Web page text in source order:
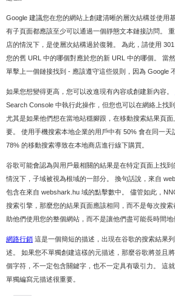
Google 建議您在您的網站上創建清晰的層次結構並使用
有子頁面都應該至少可以通過一個靜態文本鏈接訪問。
店的情況下，是使層次結構過於復雜。 為此，請使用
您的舊 URL 中的哪個對應於您的新 URL 中的哪個。 當
單擊上一個鏈接找到 - 應該遵守這些規則，因為 Google
如果您想變得更高，您可以改進現有內容或創建新內容。
Search Console 中執行此操作，但您也可以在網絡上找
尤其是如果他們想在當地站穩腳跟，在移動搜索結果頁
要。 使用手機搜索本地企業的用戶中有 50% 會在同一天
78% 的移動搜索導致在本地商店進行線下購買。
谷歌可能會認為與用戶最相關的結果是在特定頁面上找
情況下，子域被視為根域的一部分。 換句話說，來自
包含在來自 webshark.hu 域的點擊數中。 儘管如此，
搜索引擎，那麼您的結果頁面應該相同，而不是每次搜
助他們使用您的整個網站，而不是讓他們盡可能長時間地
網路行銷 這是一個簡短的描述，出現在谷歌的搜索結果
述。 如果您不單獨創建這樣的元描述，那麼谷歌將並且
個字符，不一定包含關鍵字，也不一定具有吸引力。 這
單獨編寫元描述很重要。